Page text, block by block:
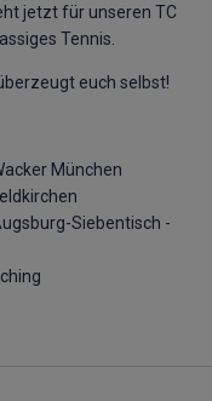
jetzt für unseren TC
Tennis.
euch selbst!
München
Siebentisch -